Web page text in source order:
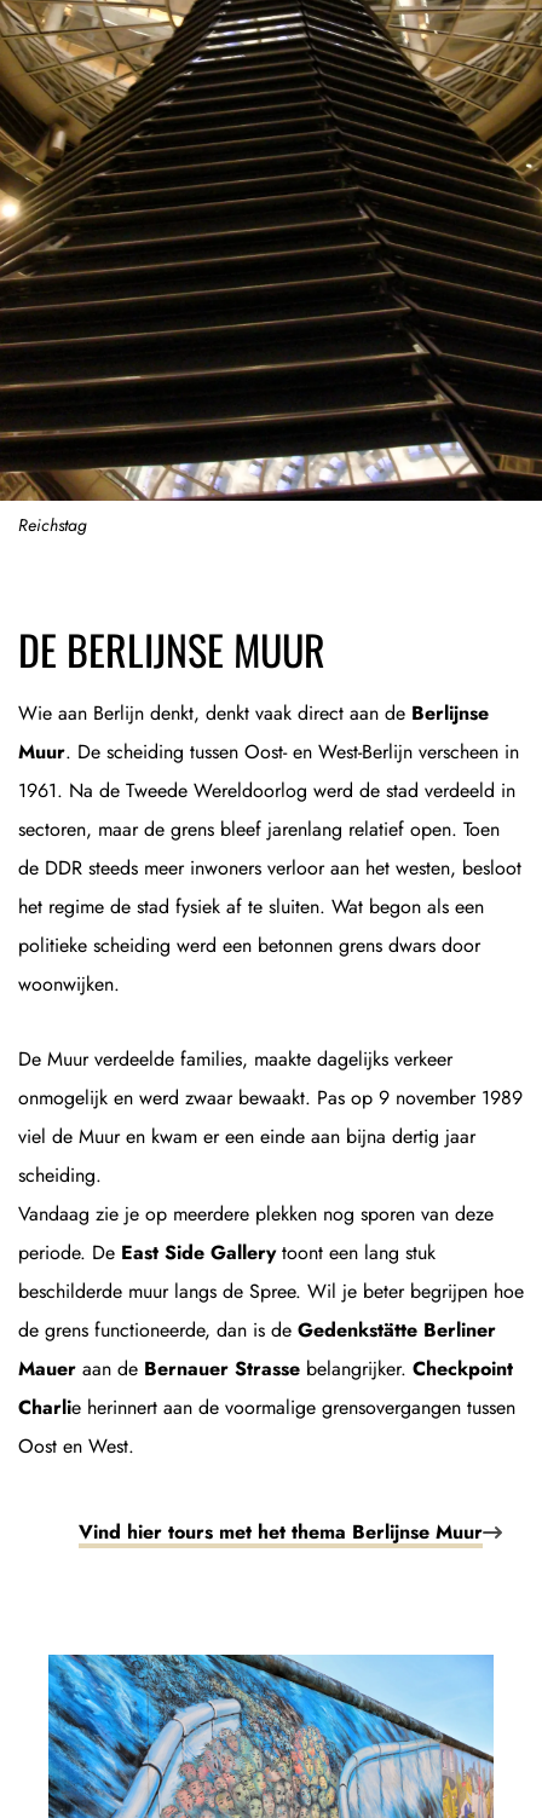
Reichstag
DE BERLIJNSE MUUR
Wie aan Berlijn denkt, denkt vaak direct aan de Berlijnse
Muur. De scheiding tussen Oost- en West-Berlijn verscheen in
1961. Na de Tweede Wereldoorlog werd de stad verdeeld in
sectoren, maar de grens bleef jarenlang relatief open. Toen
de DDR steeds meer inwoners verloor aan het westen, besloot
het regime de stad fysiek af te sluiten. Wat begon als een
politieke scheiding werd een betonnen grens dwars door
woonwijken.
De Muur verdeelde families, maakte dagelijks verkeer
onmogelijk en werd zwaar bewaakt. Pas op 9 november 1989
viel de Muur en kwam er een einde aan bijna dertig jaar
scheiding.
Vandaag zie je op meerdere plekken nog sporen van deze
periode. De East Side Gallerytoont een lang stuk
beschilderde muur langs de Spree. Wil je beter begrijpen hoe
de grens functioneerde, dan is de Gedenkstätte Berliner
Mauer aan de Bernauer Strasse belangrijker. Checkpoint
Charlie herinnert aan de voormalige grensovergangen tussen
Oost en West.
Vind hier tours met het thema Berlijnse Muur